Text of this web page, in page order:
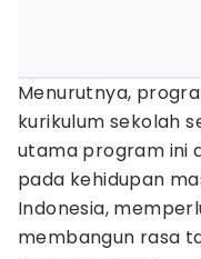
Menurutnya,
kurikulum sekolah
utama program ini
pada kehidupan
Indonesia,
membangun rasa